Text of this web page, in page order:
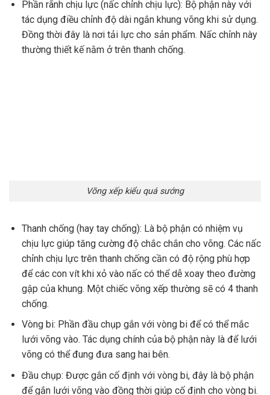
Phần rãnh chịu lực (nấc chỉnh chịu lực): Bộ phận này với
tác dụng điều chỉnh độ dài ngắn khung võng khi sử dụng.
Đồng thời đây là nơi tải lực cho sản phẩm. Nấc chỉnh này
thường thiết kế nằm ở trên thanh chống.
Võng xếp kiểu quá sướng
Thanh chống (hay tay chống): Là bộ phận có nhiệm vụ
chịu lực giúp tăng cường độ chắc chắn cho võng. Các nấc
chỉnh chịu lực trên thanh chống cần có độ rộng phù hợp
để các con vít khi xỏ vào nấc có thể dễ xoay theo đường
gập của khung. Một chiếc võng xếp thường sẽ có 4 thanh
chống.
Vòng bi: Phần đầu chụp gắn với vòng bi để có thể mắc
lưới võng vào. Tác dụng chính của bộ phận này là để lưới
võng có thể đung đưa sang hai bên.
Đầu chụp: Được gắn cố định với vòng bi, đây là bộ phận
để gắn lưới võng vào đồng thời giúp cố định cho vòng bi.